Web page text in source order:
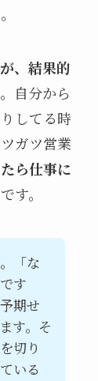
、結果的
自分から
してる時
ガツ営業
ら仕事に
す。
「な
す
期せ
す。そ
切り
いる